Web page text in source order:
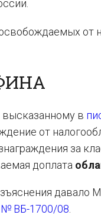
от
в
от
за
доплата
давало
№ ВБ-1700/08